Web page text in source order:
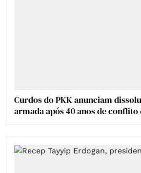
Curdos do PKK anunciam
armada após 40 anos de